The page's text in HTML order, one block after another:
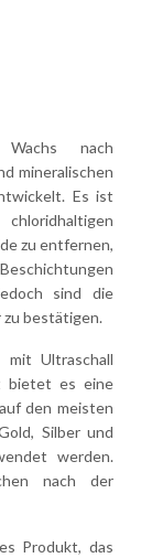
nach
mineralischen
Es ist
zu entfernen,
sind die
zu bestätigen.
mit Ultraschall
bietet es eine
den meisten
Silber und
werden.
nach der
Produkt, das